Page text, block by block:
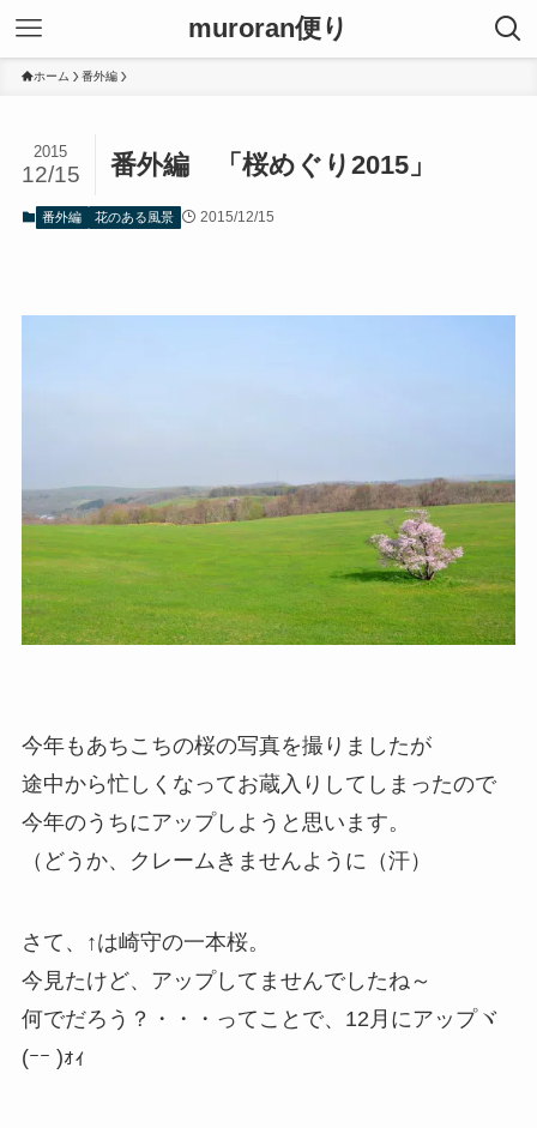
muroran便り
ホーム 番外編
番外編 「桜めぐり2015」
2015
12/15
番外編 花のある風景 2015/12/15
今年もあちこちの桜の写真を撮りましたが
途中から忙しくなってお蔵入りしてしまったので
今年のうちにアップしようと思います。
（どうか、クレームきませんように（汗）
さて、↑は崎守の一本桜。
今見たけど、アップしてませんでしたね～
何でだろう？・・・ってことで、12月にアップヾ
(ｰｰ )ｫｨ